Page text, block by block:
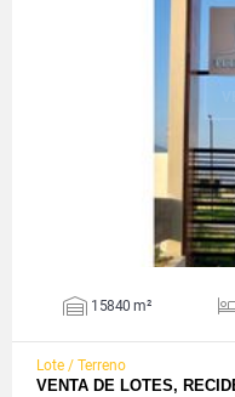
15840 m²
Lote / Terreno
VENTA DE LOTES,